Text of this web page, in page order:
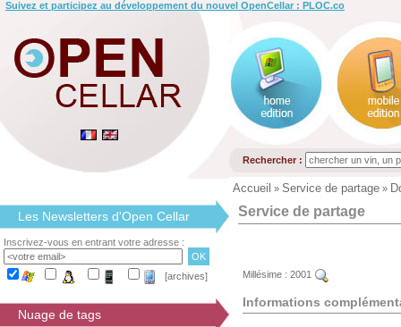
Suivez et participez au développement du nouvel OpenCellar : PLOC.co
Rechercher :
Accueil » Service de partage »
Les Newsletters d'Open Cellar
Inscrivez-vous en entrant votre adresse :
[archives]
Nuage de tags
Service de partage
Millésime : 2001
Informations